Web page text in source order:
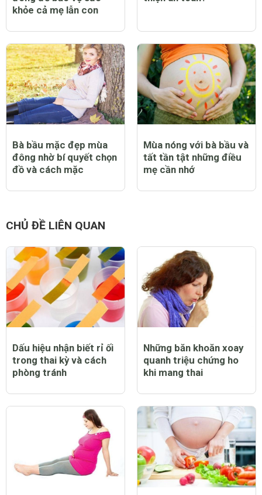
khỏe cả mẹ lẫn con
Bà bầu mặc đẹp mùa
đông nhờ bí quyết chọn
đồ và cách mặc
Mùa nóng với bà bầu và
tất tần tật những điều
mẹ cần nhớ
CHỦ ĐỀ LIÊN QUAN
Dấu hiệu nhận biết rỉ ối
trong thai kỳ và cách
phòng tránh
Những băn khoăn xoay
quanh triệu chứng ho
khi mang thai